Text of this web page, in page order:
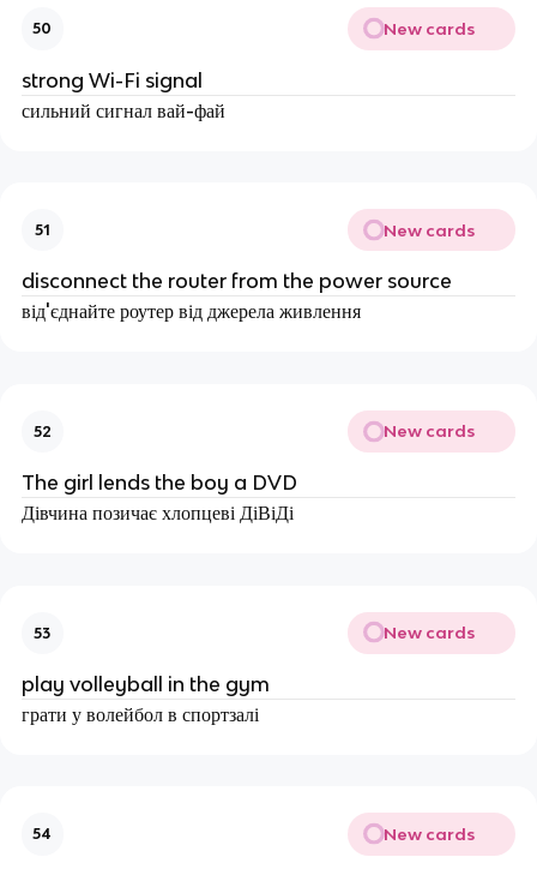
50 New cards
strong Wi-Fi signal
сильний сигнал вай-фай
51 New cards
disconnect the router from the power source
від'єднайте роутер від джерела живлення
52 New cards
The girl lends the boy a DVD
Дівчина позичає хлопцеві ДіВіДі
53 New cards
play volleyball in the gym
грати у волейбол в спортзалі
54 New cards